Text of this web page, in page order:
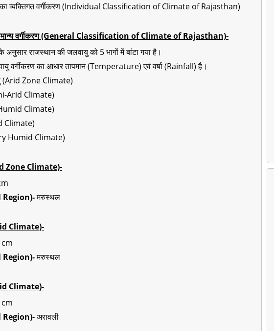
व्यक्तिगत वर्गीकरण (Individual Classification of Climate of Rajasthan)
वर्गीकरण (General Classification of Climate of Rajasthan)-
अनुसार राजस्थान की जलवायु को 5 भागों में बांटा गया है।
वर्गीकरण का आधार तापमान (Temperature) एवं वर्षा (Rainfall) है।
(Arid Zone Climate)
Arid Climate)
Climate)
Climate)
Humid Climate)
Zone Climate)-
Region)-मरुस्थल
Climate)-
Region)-मरुस्थल
Climate)-
Region)-अरावली